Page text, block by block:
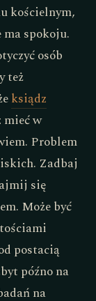
kościelnym,
ma spokoju.
osób
też
ksiądz
mieć w
Problem
Zadbaj
się
Może być
postacią
późno na
na